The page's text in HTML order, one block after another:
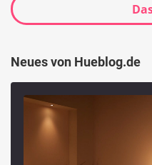
Neues von Hueblog.de